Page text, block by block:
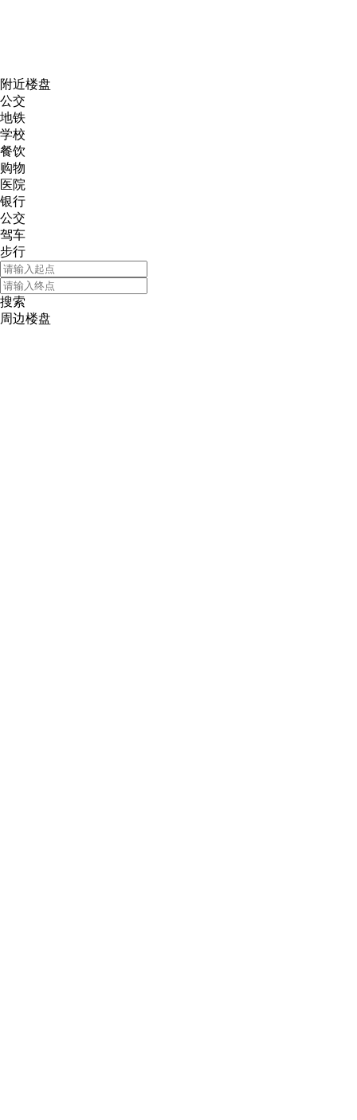
附近楼盘
公交
地铁
学校
餐饮
购物
医院
银行
公交
驾车
步行
搜索
周边楼盘